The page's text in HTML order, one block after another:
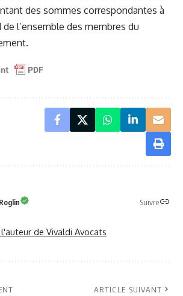
des sommes correspondantes à
de l’ensemble des membres du
Suivre
de Vivaldi Avocats
ARTICLE SUIVANT